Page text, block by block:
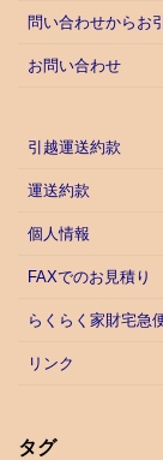
問い合わせからお
お問い合わせ
引越運送約款
運送約款
個人情報
FAXでのお見積り
らくらく家財宅急
リンク
タグ